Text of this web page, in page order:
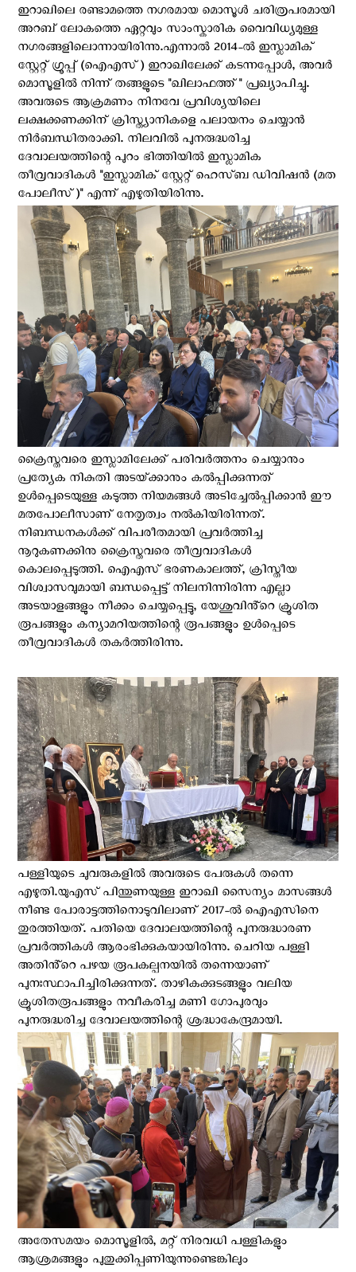
ഇറാഖിലെ രണ്ടാമത്തെ നഗരമായ മൊസൂൾ ചരിത്രപരമായി
അറബ് ലോകത്തെ ഏറ്റവും സാംസ്കാരിക വൈവിധ്യമുള്ള
നഗരങ്ങളിലൊന്നായിരിന്നു.എന്നാൽ 2014-ൽ ഇസ്ലാമിക്
സ്റ്റേറ്റ് ഗ്രൂപ്പ് (ഐഎസ്) ഇറാഖിലേക്ക് കടന്നപ്പോൾ, അവർ
മൊസൂളിൽ നിന്ന് തങ്ങളുടെ "ഖിലാഫത്ത്" പ്രഖ്യാപിച്ചു.
അവരുടെ ആക്രമണം നിനവേ പ്രവിശ്യയിലെ
ലക്ഷക്കണക്കിന് ക്രിസ്ത്യാനികളെ പലായനം ചെയ്യാൻ
നിർബന്ധിതരാക്കി. നിലവില്‍ പുനരുദ്ധരിച്ച
ദേവാലയത്തിന്റെ പുറം ഭിത്തിയിൽ ഇസ്ലാമിക
തീവ്രവാദികള്‍ "ഇസ്ലാമിക് സ്റ്റേറ്റ് ഹെസ്ബ ഡിവിഷൻ (മത
പോലീസ്)" എന്ന് എഴുതിയിരിന്നു.
ക്രൈസ്തവരെ ഇസ്ലാമിലേക്ക് പരിവർത്തനം ചെയ്യാനും
പ്രത്യേക നികുതി അടയ്‌ക്കാനും കൽപ്പിക്കുന്നത്
ഉൾപ്പെടെയുള്ള കടുത്ത നിയമങ്ങൾ അടിച്ചേൽപ്പിക്കാൻ ഈ
മതപോലീസാണ് നേതൃത്വം നല്‍കിയിരിന്നത്.
നിബന്ധനകള്‍ക്ക് വിപരീതമായി പ്രവര്‍ത്തിച്ച
നൂറുകണക്കിനു ക്രൈസ്തവരെ തീവ്രവാദികള്‍
കൊലപ്പെടുത്തി. ഐഎസ് ഭരണകാലത്ത്, ക്രിസ്തീയ
വിശ്വാസവുമായി ബന്ധപ്പെട്ട് നിലനിന്നിരിന്ന എല്ലാ
അടയാളങ്ങളും നീക്കം ചെയ്യപ്പെട്ടു, യേശുവിൻ്റെ ക്രൂശിത
രൂപങ്ങളും കന്യാമറിയത്തിന്റെ രൂപങ്ങളും ഉള്‍പ്പെടെ
തീവ്രവാദികള്‍ തകര്‍ത്തിരിന്നു.
പള്ളിയുടെ ചുവരുകളിൽ അവരുടെ പേരുകൾ തന്നെ
എഴുതി.യുഎസ് പിന്തുണയുള്ള ഇറാഖി സൈന്യം മാസങ്ങൾ
നീണ്ട പോരാട്ടത്തിനൊടുവിലാണ് 2017-ൽ ഐഎസിനെ
തുരത്തിയത്. പതിയെ ദേവാലയത്തിന്റെ പുനരുദ്ധാരണ
പ്രവര്‍ത്തികള്‍ ആരംഭിക്കുകയായിരിന്നു. ചെറിയ പള്ളി
അതിൻ്റെ പഴയ രൂപകല്പനയില്‍ തന്നെയാണ്
പുനഃസ്ഥാപിച്ചിരിക്കുന്നത്. താഴികക്കുടങ്ങളും വലിയ
ക്രൂശിതരൂപങ്ങളും നവീകരിച്ച മണി ഗോപുരവും
പുനരുദ്ധരിച്ച ദേവാലയത്തിന്റെ ശ്രദ്ധാകേന്ദ്രമായി.
അതേസമയം മൊസൂളിൽ, മറ്റ് നിരവധി പള്ളികളും
ആശ്രമങ്ങളും പുതുക്കിപ്പണിയുന്നുണ്ടെങ്കിലും